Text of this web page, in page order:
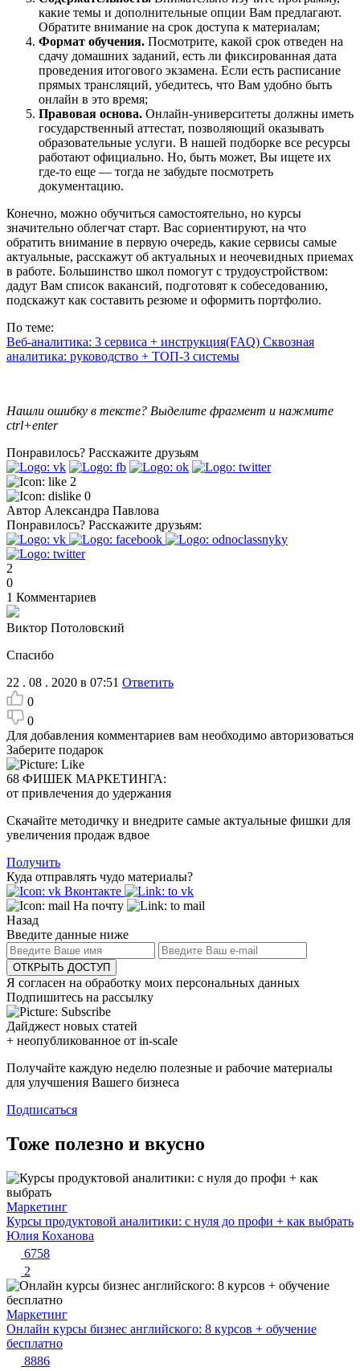
какие темы и дополнительные опции Вам предлагают.
Обратите внимание на срок доступа к материалам;
Формат обучения. Посмотрите, какой срок отведен на
сдачу домашних заданий, есть ли фиксированная дата
проведения итогового экзамена. Если есть расписание
прямых трансляций, убедитесь, что Вам удобно быть
онлайн в это время;
Правовая основа. Онлайн-университеты должны иметь
государственный аттестат, позволяющий оказывать
образовательные услуги. В нашей подборке все ресурсы
работают официально. Но, быть может, Вы ищете их
где-то еще — тогда не забудьте посмотреть
документацию.
Конечно, можно обучиться самостоятельно, но курсы
значительно облегчат старт. Вас сориентируют, на что
обратить внимание в первую очередь, какие сервисы самые
актуальные, расскажут об актуальных и неочевидных приемах
в работе. Большинство школ помогут с трудоустройством:
дадут Вам список вакансий, подготовят к собеседованию,
подскажут как составить резюме и оформить портфолио.
По теме:
Веб-аналитика: 3 сервиса + инструкция(FAQ) Сквозная
аналитика: руководство + ТОП-3 системы
Нашли ошибку в тексте? Выделите фрагмент и нажмите
ctrl+enter
Понравилось? Расскажите друзьям
2
0
Автор Александра Павлова
Понравилось? Расскажите друзьям:
2
0
1 Комментариев
Виктор Потоловский
Спасибо
22 . 08 . 2020 в 07:51 Ответить
0
0
Для добавления комментариев вам необходимо авторизоваться
Заберите подарок
68 ФИШЕК МАРКЕТИНГА:
от привлечения до удержания
Скачайте методичку и внедрите самые актуальные фишки для
увеличения продаж вдвое
Получить
Куда отправлять чудо материалы?
Вконтакте
На почту
Назад
Введите данные ниже
ОТКРЫТЬ ДОСТУП
Я согласен на обработку моих персональных данных
Подпишитесь на рассылку
Дайджест новых статей
+ неопубликованное от in-scale
Получайте каждую неделю полезные и рабочие материалы
для улучшения Вашего бизнеса
Подписаться
Тоже полезно и вкусно
Маркетинг
Курсы продуктовой аналитики: с нуля до профи + как выбрать
Юлия Коханова
6758
2
Маркетинг
Онлайн курсы бизнес английского: 8 курсов + обучение
бесплатно
8886